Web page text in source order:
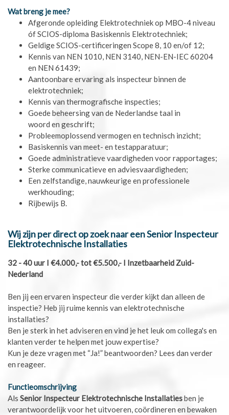
Wat breng je mee?
Afgeronde opleiding Elektrotechniek op MBO-4 niveau
óf SCIOS-diploma Basiskennis Elektrotechniek;
Geldige SCIOS-certificeringen Scope 8, 10 en/of 12;
Kennis van NEN 1010 NEN 3140 NEN-EN-IEC 60204
en NEN 61439;
Aantoonbare ervaringals inspecteur binnen de
elektrotechniek;
Kennis van thermografische inspecties;
Goede beheersingvan de Nederlandse taal in
woord en geschrift;
Probleemoplossend vermogen en technisch inzicht;
Basiskennis van meet- en testapparatuur;
Goede administratieve vaardigheden voor rapportages;
Sterke communicatieveen adviesvaardigheden;
Een zelfstandige nauwkeurigeen professionele
werkhouding;
Rijbewijs B
Wij zijn per direct op zoek naar een Senior Inspecteur
Elektrotechnische Installaties
32 - 40 uur I €4.000,- tot €5.500,- I Inzetbaarheid Zuid-
Nederland
Ben jij een ervaren inspecteur die verder kijkt dan alleen de
inspectie? Heb jij ruime kennis van elektrotechnische
installaties?
Ben je sterk in het adviseren en vind je het leuk om collega's en
klanten verder te helpen met jouw expertise?
Kun je deze vragen met “Ja!” beantwoorden? Lees dan verder
en reageer.
Functieomschrijving
Als Senior Inspecteur Elektrotechnische Installatiesben je
verantwoordelijk voor het uitvoeren, coördineren en bewaken